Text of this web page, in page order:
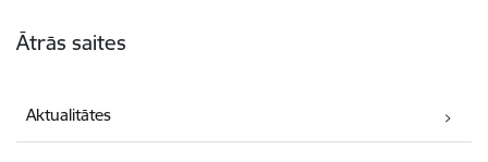
Ātrās saites
Aktualitātes